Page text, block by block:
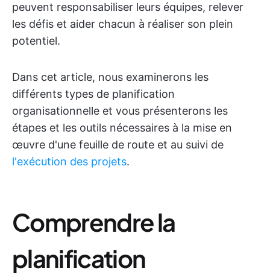
peuvent responsabiliser leurs équipes, relever
les défis et aider chacun à réaliser son plein
potentiel.
Dans cet article, nous examinerons les
différents types de planification
organisationnelle et vous présenterons les
étapes et les outils nécessaires à la mise en
œuvre d'une feuille de route et au suivi de
l'exécution des projets.
Comprendre la
planification